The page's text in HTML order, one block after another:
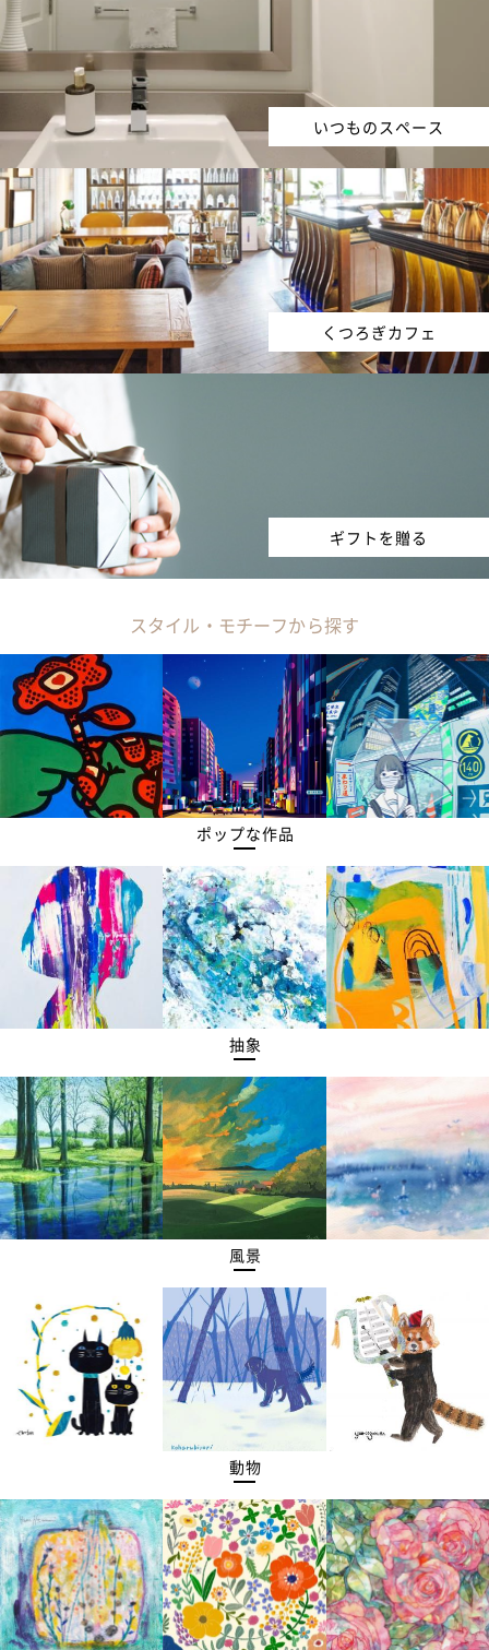
いつものスペース
くつろぎカフェ
ギフトを贈る
スタイル・モチーフから探す
ポップな作品
抽象
風景
動物